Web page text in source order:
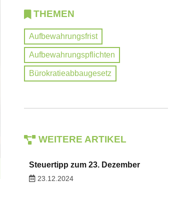
THEMEN
Aufbewahrungsfrist
Aufbewahrungspflichten
Bürokratieabbaugesetz
WEITERE ARTIKEL
Steuertipp zum 23. Dezember
23.12.2024